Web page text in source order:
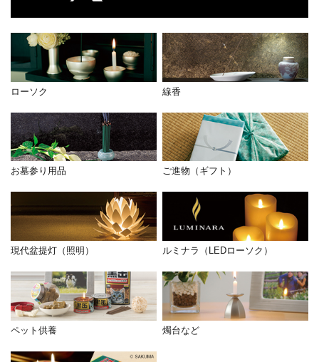
ローソク 線香
お墓参り用品 ご進物（ギフト）
現代盆提灯（照明） ルミナラ（LEDローソク）
ペット供養 燭台など